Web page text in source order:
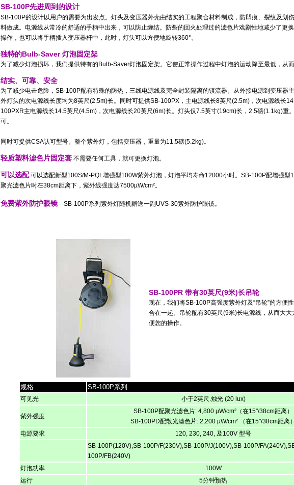
SB-100P先进周到的设计
SB-100P的设计以用户的需要为出发点。 灯头及变压器外壳由结实的工程聚合材料制成，防凹痕、裂纹及划伤
料做成。 电源线从常冷的舒适的手柄中出来， 可以防止缠结。 防裂的回火处理过的滤色片戏剧性地减少了更
操作，也可以将手柄插入变压器杆中，此时，灯头可以方便地旋转360°。
独特的Bulb-Saver灯泡固定架
为了减少灯泡损坏，我们提供特有的 Bulb-Saver灯泡固定架。它使正常操作过程中灯泡的运动降至最低，从
结实、可靠、安全
为了减少电击危险， SB-100P配有特殊的防热，三线电源线及完全封装隔离的镇流器。从外接电源到变压器
外灯头的次电源线长度均为8英尺(2.5m)长。同时可提供SB-100PX ，主电源线长8英尺(2.5m) ，次电源线长
100PXR主电源线长14.5英尺(4.5m) ，次电源线长20英尺(6m)长。灯头仅7.5英寸(19cm)长， 2.5磅(1.1kg)重。
可。
同时可提供CSA认可型号。整个紫外灯，包括变压器，重量为11.5磅(5.2kg)。
轻质塑料滤色片固定套 不需要任何工具，就可更换灯泡。
可以选配可以选配新型100S/M-PQL增强型100W紫外灯泡，灯泡平均寿命12000小时。SB-100P配增强型
聚光滤色片时在38cm距离下，紫外线强度达7500µW/cm²。
免费紫外防护眼镜---SB-100P系列紫外灯随机赠送一副UVS-30紫外防护眼镜。
SB-100PR 带有30英尺(9米)长吊轮
现在，我们将SB-100P高强度紫外灯及“吊轮”的方便
合在一起。吊轮配有30英尺(9米)长电源线，从而大大
便您的操作。
规格 SB-100P系列
可见光 小于2英尺 .烛光 (20 lux)
紫外强度
SB-100P配聚光滤色片: 4,800 µW/cm² （在15"/38cm距离）
SB-100PD配散光滤色片: 2,200 µW/cm² （在15"/38cm距离）
电源要求
120, 230, 240, 及 100V 型号
SB-100P(120V),SB-100P/F(230V),SB-100P/J(100V),SB-100P/
100P/FB(240V)
灯泡功率
100W
运行
5分钟预热